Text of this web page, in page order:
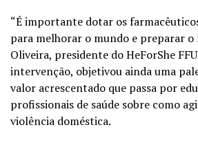
“É importante dotar os
para melhorar o mundo e preparar
Oliveira, presidente do HeForShe
intervenção, objetivou ainda uma
valor acrescentado que passa por
profissionais de saúde sobre como
violência doméstica.